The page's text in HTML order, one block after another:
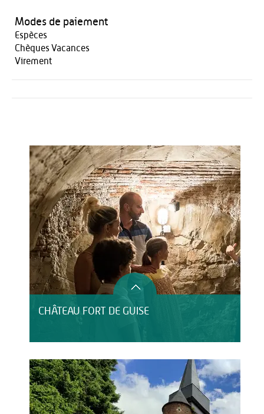
Modes de paiement
Espèces
Chèques Vacances
Virement
CHÂTEAU FORT DE GUISE